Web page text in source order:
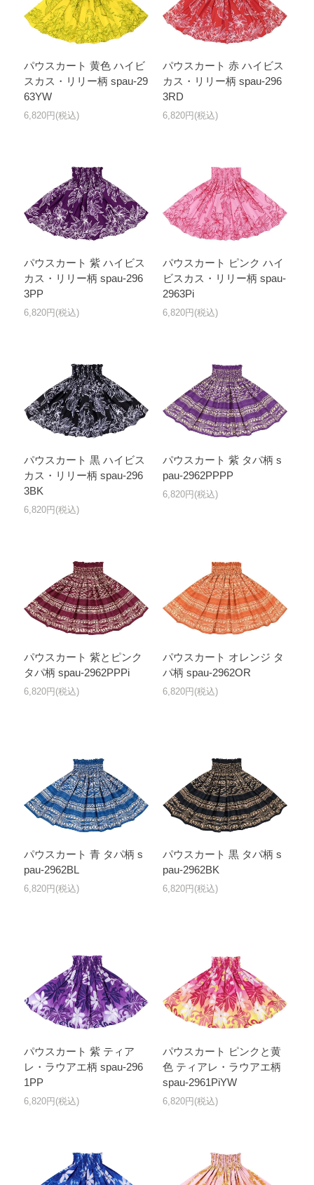
パウスカート 黄色 ハイビ
スカス・リリー柄 spau-29
63YW
6,820円(税込)
パウスカート 赤 ハイビス
カス・リリー柄 spau-296
3RD
6,820円(税込)
パウスカート 紫 ハイビス
カス・リリー柄 spau-296
3PP
6,820円(税込)
パウスカート ピンク ハイ
ビスカス・リリー柄 spau-
2963Pi
6,820円(税込)
パウスカート 黒 ハイビス
カス・リリー柄 spau-296
3BK
6,820円(税込)
パウスカート 紫 タパ柄 s
pau-2962PPPP
6,820円(税込)
パウスカート 紫とピンク
タパ柄 spau-2962PPPi
6,820円(税込)
パウスカート オレンジ タ
パ柄 spau-2962OR
6,820円(税込)
パウスカート 青 タパ柄 s
pau-2962BL
6,820円(税込)
パウスカート 黒 タパ柄 s
pau-2962BK
6,820円(税込)
パウスカート 紫 ティア
レ・ラウアエ柄 spau-296
1PP
6,820円(税込)
パウスカート ピンクと黄
色 ティアレ・ラウアエ柄
spau-2961PiYW
6,820円(税込)